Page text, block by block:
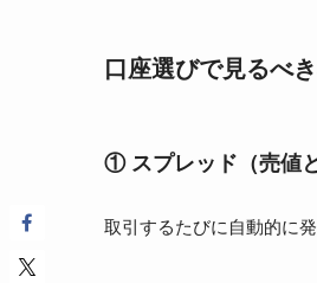
口座選びで見るべ
① スプレッド（売値
取引するたびに自動的に